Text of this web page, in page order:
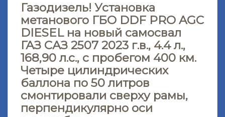
Газодизель! Установка
метанового ГБО DDF PRO AGС
DIESEL на новый самосвал
ГАЗ САЗ 2507 2023 г.в., 4.4 л.,
168,90 л.с., с пробегом 400 км.
Четыре цилиндрических
баллона по 50 литров
смонтировали сверху рамы,
перпендикулярно оси